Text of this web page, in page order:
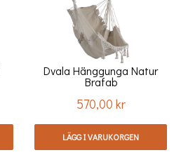
Dvala Hänggunga Natur
Brafab
Pris
570,00 kr
LÄGG I VARUKORGEN